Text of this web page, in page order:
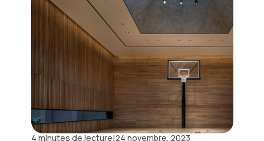
4 minutes de lecture|24 novembre, 2023